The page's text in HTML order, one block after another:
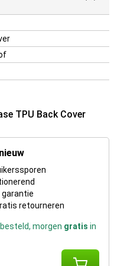
TPU Back Cover
garantie
retourneren
morgen gratis in